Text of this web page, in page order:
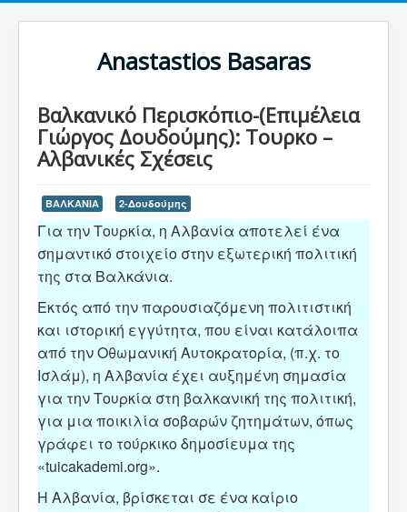
Anastastios Basaras
Βαλκανικό Περισκόπιο-(Επιμέλεια
Γιώργος Δουδούμης): Τουρκο –
Αλβανικές Σχέσεις
ΒΑΛΚΑΝΙΑ 2-Δουδούμης
Για την Τουρκία, η Αλβανία αποτελεί ένα
σημαντικό στοιχείο στην εξωτερική πολιτική
της στα Βαλκάνια.
Εκτός από την παρουσιαζόμενη πολιτιστική
και ιστορική εγγύτητα, που είναι κατάλοιπα
από την Οθωμανική Αυτοκρατορία, (π.χ. το
Ισλάμ), η Αλβανία έχει αυξημένη σημασία
για την Τουρκία στη βαλκανική της πολιτική,
για μια ποικιλία σοβαρών ζητημάτων, όπως
γράφει το τούρκικο δημοσίευμα της
«tuicakademi.org».
Η Αλβανία, βρίσκεται σε ένα καίριο